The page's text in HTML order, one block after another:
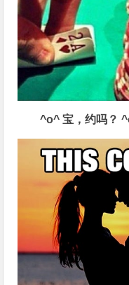
^o^宝，约吗？